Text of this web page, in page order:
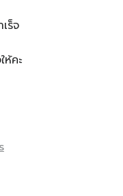
ร็จ
ห้คะ